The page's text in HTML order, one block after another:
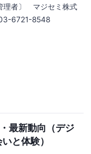
理者〕 マジセミ株式
6721-8548
最新動向（デジ
と体験）